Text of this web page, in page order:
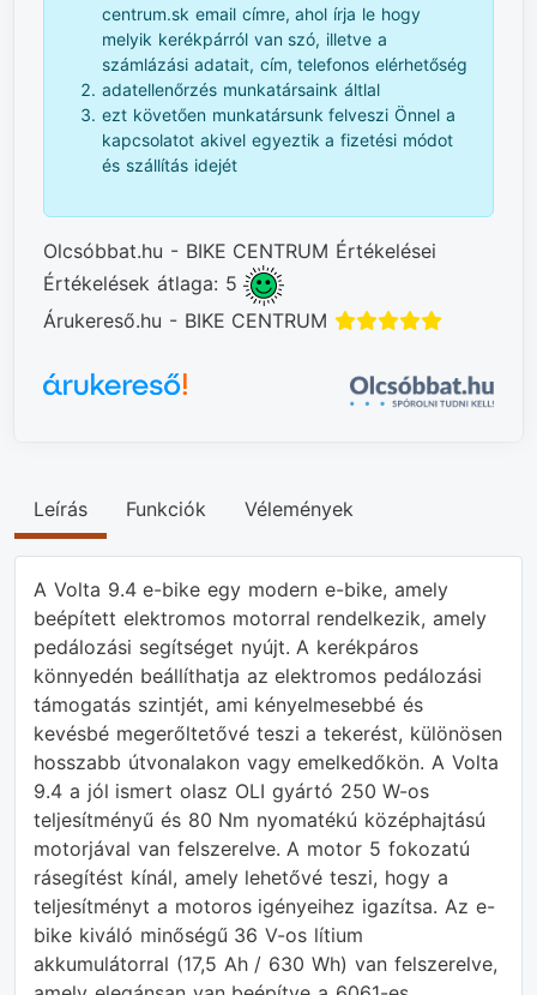
centrum.sk email címre, ahol írja le hogy
melyik kerékpárról van szó, illetve a
számlázási adatait, cím, telefonos elérhetőség
adatellenőrzés munkatársaink áltlal
ezt követően munkatársunk felveszi Önnel a
kapcsolatot akivel egyeztik a fizetési módot
és szállítás idejét
Olcsóbbat.hu - BIKE CENTRUM Értékelései
Értékelések átlaga: 5
Árukereső.hu - BIKE CENTRUM
Leírás Funkciók Vélemények
A Volta 9.4 e-bike egy modern e-bike, amely
beépített elektromos motorral rendelkezik, amely
pedálozási segítséget nyújt. A kerékpáros
könnyedén beállíthatja az elektromos pedálozási
támogatás szintjét, ami kényelmesebbé és
kevésbé megerőltetővé teszi a tekerést, különösen
hosszabb útvonalakon vagy emelkedőkön. A Volta
9.4 a jól ismert olasz OLI gyártó 250 W-os
teljesítményű és 80 Nm nyomatékú középhajtású
motorjával van felszerelve. A motor 5 fokozatú
rásegítést kínál, amely lehetővé teszi, hogy a
teljesítményt a motoros igényeihez igazítsa. Az e-
bike kiváló minőségű 36 V-os lítium
akkumulátorral (17,5 Ah / 630 Wh) van felszerelve,